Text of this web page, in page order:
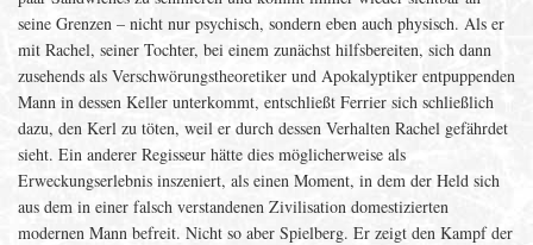
seine Grenzen – nicht nur psychisch, sondern eben auch physisch. Als er
mit Rachel, seiner Tochter, bei einem zunächst hilfsbereiten, sich dann
zusehends als Verschwörungstheoretiker und Apokalyptiker entpuppenden
Mann in dessen Keller unterkommt, entschließt Ferrier sich schließlich
dazu, den Kerl zu töten, weil er durch dessen Verhalten Rachel gefährdet
sieht. Ein anderer Regisseur hätte dies möglicherweise als
Erweckungserlebnis inszeniert, als einen Moment, in dem der Held sich
aus dem in einer falsch verstandenen Zivilisation domestizierten
modernen Mann befreit. Nicht so aber Spielberg. Er zeigt den Kampf der